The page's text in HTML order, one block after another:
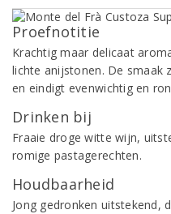
Proefnotitie
Krachtig maar delicaat
lichte anijstonen. De smaak
en eindigt evenwichtig en
Drinken bij
Fraaie droge witte wijn,
romige pastagerechten.
Houdbaarheid
Jong gedronken uitstekend,